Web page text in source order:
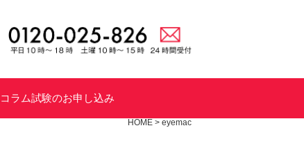
コラム試験のお申し込み
HOME > eyemac